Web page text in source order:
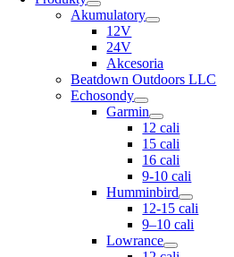
Akumulatory
12V
24V
Akcesoria
Beatdown Outdoors LLC
Echosondy
Garmin
12 cali
15 cali
16 cali
9-10 cali
Humminbird
12-15 cali
9–10 cali
Lowrance